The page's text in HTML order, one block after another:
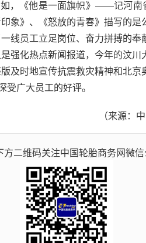
，《他是一面旗帜》——记河南
象》、《怒放的青春》描写的
线员工立足岗位、奋力拼搏的
强化热点新闻报道，今年的汶
及时地宣传抗震救灾精神和北京
受广大员工的好评。
（来源：
二维码关注中国轮胎商务网微信